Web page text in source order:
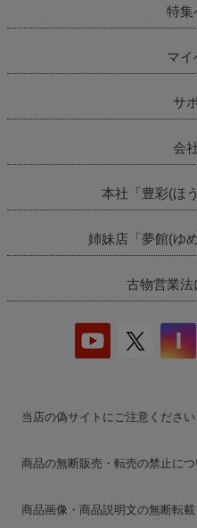
特集
マイ
サ
会
本社「豊彩(ほ
姉妹店「夢館(ゆ
古物営業
当店の偽サイトにご注意ください
商品の無断販売・転売の禁止につ
商品画像・商品説明文の無断転